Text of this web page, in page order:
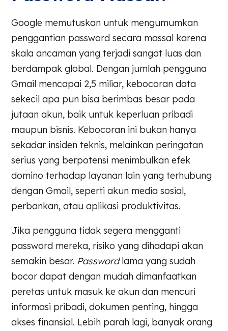
Google memutuskan untuk mengumumkan
penggantian password secara massal karena
skala ancaman yang terjadi sangat luas dan
berdampak global. Dengan jumlah pengguna
Gmail mencapai 2,5 miliar, kebocoran data
sekecil apa pun bisa berimbas besar pada
jutaan akun, baik untuk keperluan pribadi
maupun bisnis. Kebocoran ini bukan hanya
sekadar insiden teknis, melainkan peringatan
serius yang berpotensi menimbulkan efek
domino terhadap layanan lain yang terhubung
dengan Gmail, seperti akun media sosial,
perbankan, atau aplikasi produktivitas.
Jika pengguna tidak segera mengganti
password mereka, risiko yang dihadapi akan
semakin besar. Passwordlama yang sudah
bocor dapat dengan mudah dimanfaatkan
peretas untuk masuk ke akun dan mencuri
informasi pribadi, dokumen penting, hingga
akses finansial. Lebih parah lagi, banyak orang